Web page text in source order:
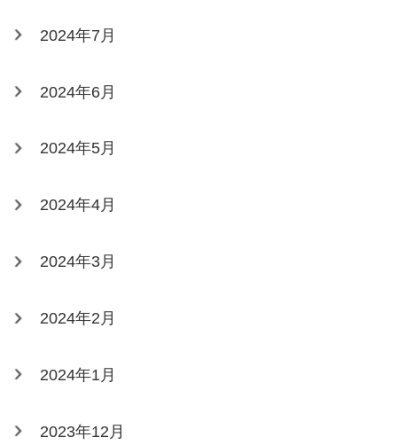
2024年7月
2024年6月
2024年5月
2024年4月
2024年3月
2024年2月
2024年1月
2023年12月